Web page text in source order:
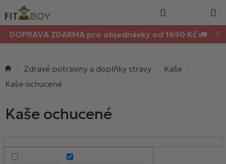
na
obsah
DOPRAVA ZDARMA pro objednávky od 1690 Kč 🚛
košík
Zdravé potraviny a doplňky stravy
Kaše
Kaše ochucené
Kaše ochucené
V